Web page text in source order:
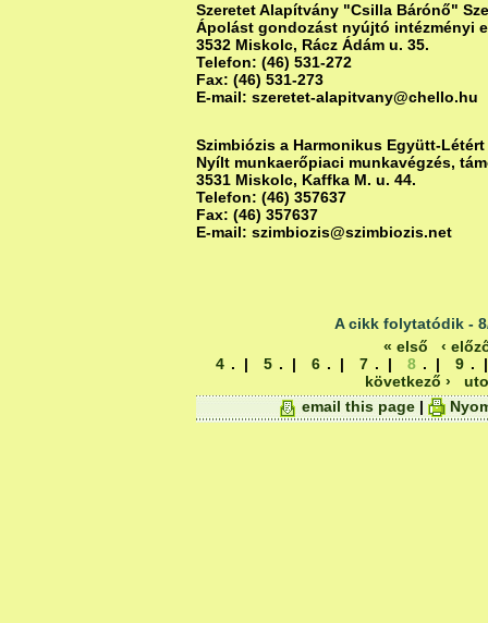
Szeretet Alapítvány "Csilla Bárónő"
Ápolást gondozást nyújtó intézményi
3532 Miskolc, Rácz Ádám u. 35.
Telefon: (46) 531-272
Fax: (46) 531-273
E-mail: szeretet-alapitvany@chello.hu
Szimbiózis a Harmonikus Együtt-
Nyílt munkaerőpiaci munkavégzés,
3531 Miskolc, Kaffka M. u. 44.
Telefon: (46) 357637
Fax: (46) 357637
E-mail: szimbiozis@szimbiozis.net
A cikk folytatódik -
« első
‹
4 . | 5 . | 6 . | 7 . | 8 . | 9 .
következő ›
email this page |